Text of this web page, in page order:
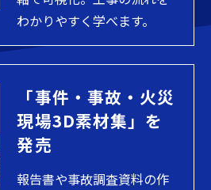
わかりやすく学べます。
「事件・事故・火災
現場3D素材集」を
発売
報告書や事故調査資料の作